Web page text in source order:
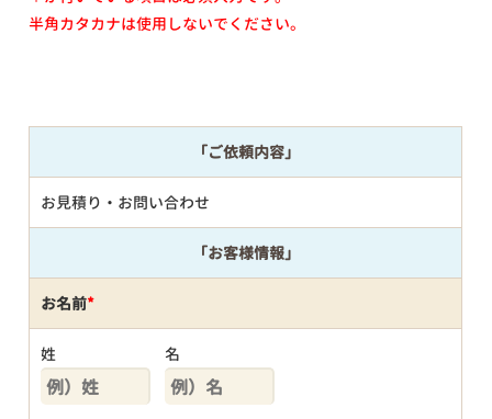
半角カタカナは使用しないでください。
「ご依頼内容」
お見積り・お問い合わせ
「お客様情報」
お名前*
姓 名